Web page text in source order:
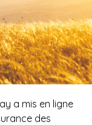
a mis en ligne
des